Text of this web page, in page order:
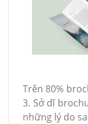
Trên 80%
3. Sở dĩ
những lý do